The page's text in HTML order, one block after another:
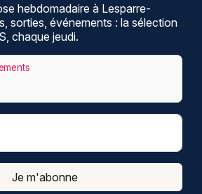
hebdomadaire à Lesparre-
sorties, événements : la sélection
chaque jeudi.
Je m'abonne